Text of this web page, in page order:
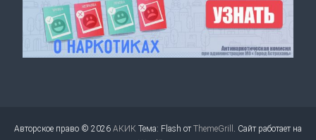
Авторское право © 2026 АКИК Тема: Flash отThemeGrill . Сайт работает на